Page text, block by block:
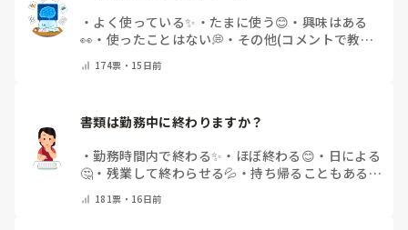
・ よく使っている✨ ・ たまに使う😊 ・ 興味はある
👀 ・ 使ったことはない💭 ・ その他(コメントで教え
174票・ 15日前
書類は勤務中に終わりますか？
・勤務時間内で終わる✨ ・ ほぼ終わる😊 ・ 日による
🤔 ・ 残業して終わらせる💦 ・持ち帰ることもある
181票・ 16日前